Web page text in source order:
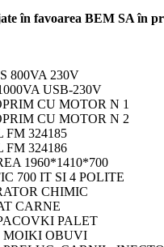
în favoarea BEM SA în
800VA 230V
USB-230V
CU MOTOR N 1
CU MOTOR N 2
FM 324185
FM 324186
1960*1410*700
700 IT SI 4 POLITE
CHIMIC
CARNE
PALET
MOIKI OBUVI